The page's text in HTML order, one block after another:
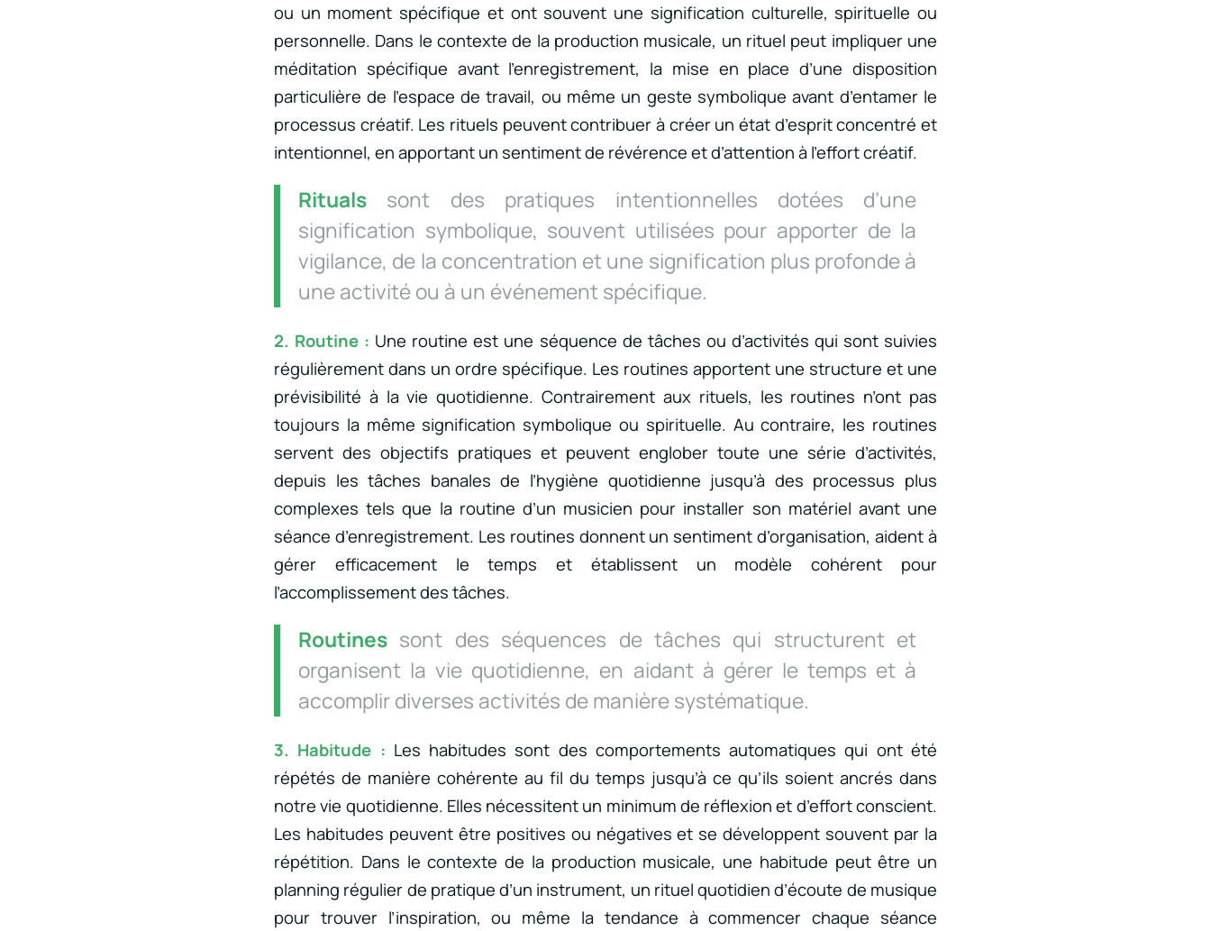
ou un moment spécifique et ont souvent une signification culturelle, spirituelle ou
personnelle. Dans le contexte de la production musicale, un rituel peut impliquer une
méditation spécifique avant l’enregistrement, la mise en place d’une disposition
particulière de l’espace de travail, ou même un geste symbolique avant d’entamer le
processus créatif. Les rituels peuvent contribuer à créer un état d’esprit concentré et
intentionnel, en apportant un sentiment de révérence et d’attention à l’effort créatif.
Rituals sont des pratiques intentionnelles dotées d’une
signification symbolique, souvent utilisées pour apporter de la
vigilance, de la concentration et une signification plus profonde à
une activité ou à un événement spécifique.
2. Routine : Une routine est une séquence de tâches ou d’activités qui sont suivies
régulièrement dans un ordre spécifique. Les routines apportent une structure et une
prévisibilité à la vie quotidienne. Contrairement aux rituels, les routines n’ont pas
toujours la même signification symbolique ou spirituelle. Au contraire, les routines
servent des objectifs pratiques et peuvent englober toute une série d’activités,
depuis les tâches banales de l’hygiène quotidienne jusqu’à des processus plus
complexes tels que la routine d’un musicien pour installer son matériel avant une
séance d’enregistrement. Les routines donnent un sentiment d’organisation, aident à
gérer efficacement le temps et établissent un modèle cohérent pour
l’accomplissement des tâches.
Routines sont des séquences de tâches qui structurent et
organisent la vie quotidienne, en aidant à gérer le temps et à
accomplir diverses activités de manière systématique.
3. Habitude : Les habitudes sont des comportements automatiques qui ont été
répétés de manière cohérente au fil du temps jusqu’à ce qu’ils soient ancrés dans
notre vie quotidienne. Elles nécessitent un minimum de réflexion et d’effort conscient.
Les habitudes peuvent être positives ou négatives et se développent souvent par la
répétition. Dans le contexte de la production musicale, une habitude peut être un
planning régulier de pratique d’un instrument, un rituel quotidien d’écoute de musique
pour trouver l’inspiration, ou même la tendance à commencer chaque séance